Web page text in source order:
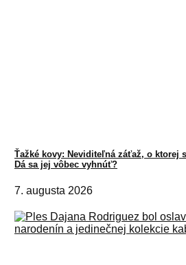
Ťažké kovy: Neviditeľná záťaž, o ktorej
Dá sa jej vôbec vyhnúť?
7. augusta 2026